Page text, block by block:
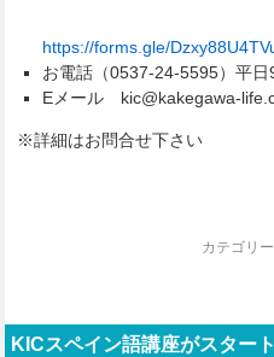
https://forms.gle/
お電話（0537-24-5595）平
Eメール kic@kakegawa-
※詳細はお問合せ下さい
カテゴリ
KICスペイン語講座がスター